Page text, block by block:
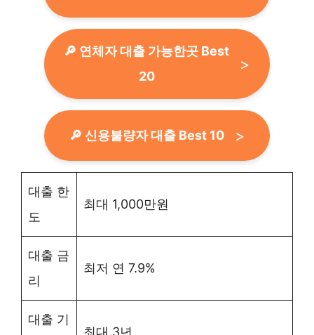
🔎 연체자 대출 가능한곳 Best
20
🔎 신용불량자 대출 Best 10
대출 한
도
최대 1,000만원
대출 금
리
최저 연 7.9%
대출 기
최대 3년